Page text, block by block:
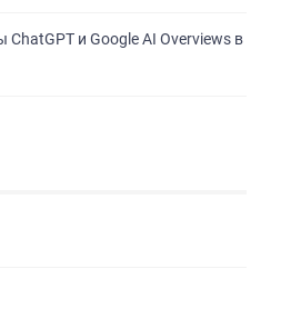
ChatGPT и Google AI Overviews в